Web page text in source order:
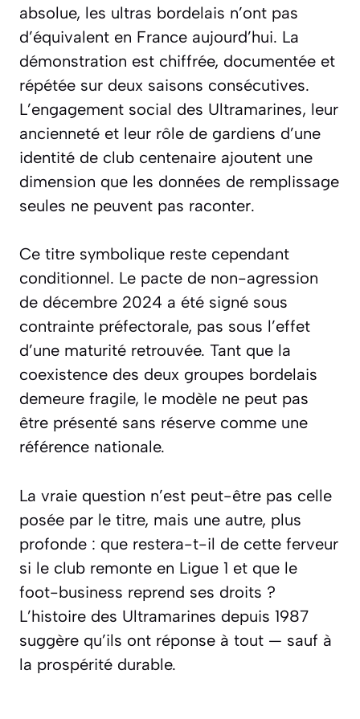
absolue, les ultras bordelais n’ont pas
d’équivalent en France aujourd’hui. La
démonstration est chiffrée, documentée et
répétée sur deux saisons consécutives.
L’engagement social des Ultramarines, leur
ancienneté et leur rôle de gardiens d’une
identité de club centenaire ajoutent une
dimension que les données de remplissage
seules ne peuvent pas raconter.
Ce titre symbolique reste cependant
conditionnel. Le pacte de non-agression
de décembre 2024 a été signé sous
contrainte préfectorale, pas sous l’effet
d’une maturité retrouvée. Tant que la
coexistence des deux groupes bordelais
demeure fragile, le modèle ne peut pas
être présenté sans réserve comme une
référence nationale.
La vraie question n’est peut-être pas celle
posée par le titre, mais une autre, plus
profonde : que restera-t-il de cette ferveur
si le club remonte en Ligue 1 et que le
foot-business reprend ses droits ?
L’histoire des Ultramarines depuis 1987
suggère qu’ils ont réponse à tout — sauf à
la prospérité durable.